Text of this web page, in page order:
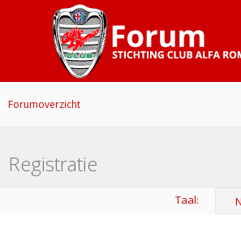
Forumoverzicht
Registratie
Taal: